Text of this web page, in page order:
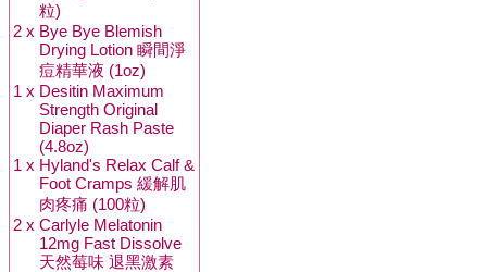
粒)
2 x Bye Bye Blemish
Drying Lotion 瞬間淨
痘精華液 (1oz)
1 x Desitin Maximum
Strength Original
Diaper Rash Paste
(4.8oz)
1 x Hyland's Relax Calf &
Foot Cramps 緩解肌
肉疼痛 (100粒)
2 x Carlyle Melatonin
12mg Fast Dissolve
天然莓味 退黑激素